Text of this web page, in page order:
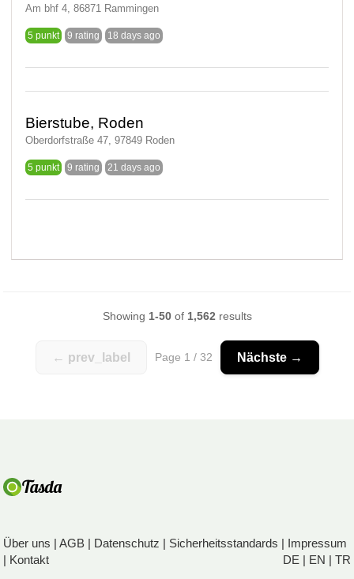
Am bhf 4, 86871 Rammingen
5 punkt 9 rating 18 days ago
Bierstube, Roden
Oberdorfstraße 47, 97849 Roden
5 punkt 9 rating 21 days ago
Showing 1-50of 1,562 results
← prev_label Page 1 / 32 Nächste →
Über uns |AGB | Datenschutz | Sicherheitsstandards | Impressum
| Kontakt DE | EN | TR